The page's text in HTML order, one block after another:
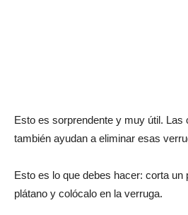
Esto es sorprendente y muy útil. Las
también ayudan a eliminar esas
Esto es lo que debes hacer: corta un
plátano y colócalo en la verruga.